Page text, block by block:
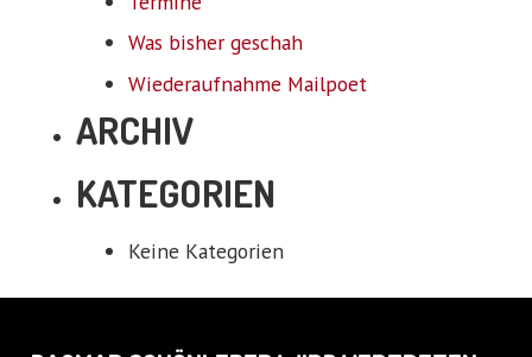
Was bisher geschah
Wiederaufnahme Mailpoet
ARCHIV
KATEGORIEN
Keine Kategorien